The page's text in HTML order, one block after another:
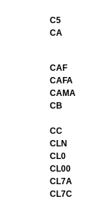
C5
CA
CAF
CAFA
CAMA
CB
CC
CLN
CL0
CL00
CL7A
CL7C